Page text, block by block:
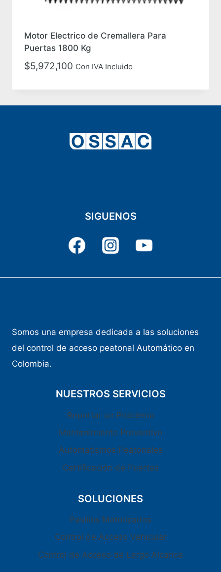
Motor Electrico de Cremallera Para
Puertas 1800 Kg
$5,972,100 Con IVA Incluido
SIGUENOS
Somos una empresa dedicada a las soluciones
del control de acceso peatonal Automático en
Colombia.
NUESTROS SERVICIOS
Reportar un Problema
Mantenimiento Preventivo
Automatismos Peatonales
Certificación de Puertas
SOLUCIONES
Pasillos Motorizados
Control de Acceso Vehicular
Control de Acceso de Largo Alcance